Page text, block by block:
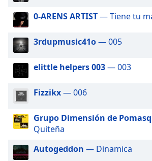
Picture-
in-
Picture
This
modal
window.
dialog
window.
Escape
0-ARENS ARTIST— Tiene tu
3rdupmusic41o— 005
elittle helpers 003— 003
Fizzikx— 006
Grupo Dimensión de
Quiteña
Autogeddon — Dinamica